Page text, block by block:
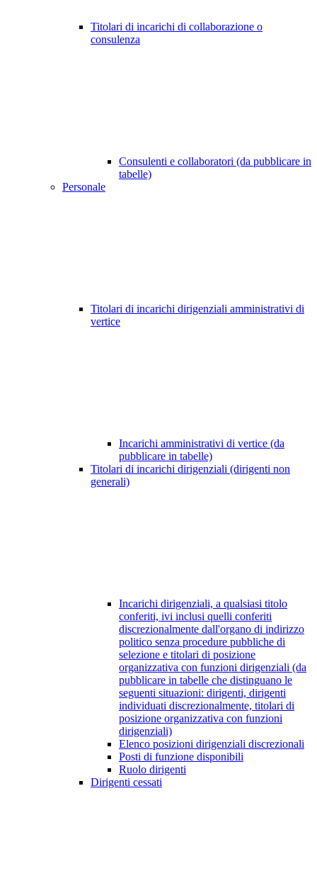
Titolari di incarichi di collaborazione o
consulenza
Consulenti e collaboratori (da pubblicare in
tabelle)
Personale
Titolari di incarichi dirigenziali amministrativi di
vertice
Incarichi amministrativi di vertice (da
pubblicare in tabelle)
Titolari di incarichi dirigenziali (dirigenti non
generali)
Incarichi dirigenziali, a qualsiasi titolo
conferiti, ivi inclusi quelli conferiti
discrezionalmente dall'organo di indirizzo
politico senza procedure pubbliche di
selezione e titolari di posizione
organizzativa con funzioni dirigenziali (da
pubblicare in tabelle che distinguano le
seguenti situazioni: dirigenti, dirigenti
individuati discrezionalmente, titolari di
posizione organizzativa con funzioni
dirigenziali)
Elenco posizioni dirigenziali discrezionali
Posti di funzione disponibili
Ruolo dirigenti
Dirigenti cessati